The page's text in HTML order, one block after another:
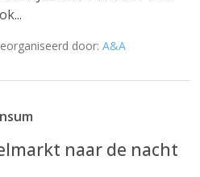
door: A&A
naar de nacht